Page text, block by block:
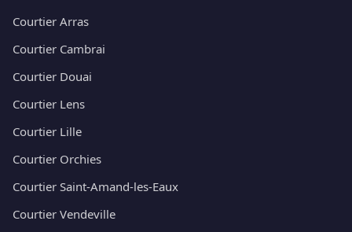
Courtier Arras
Courtier Cambrai
Courtier Douai
Courtier Lens
Courtier Lille
Courtier Orchies
Courtier Saint-Amand-les-Eaux
Courtier Vendeville